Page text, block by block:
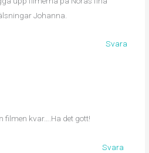
Johanna.
Svara
filmen kvar….Ha det gott!
Svara